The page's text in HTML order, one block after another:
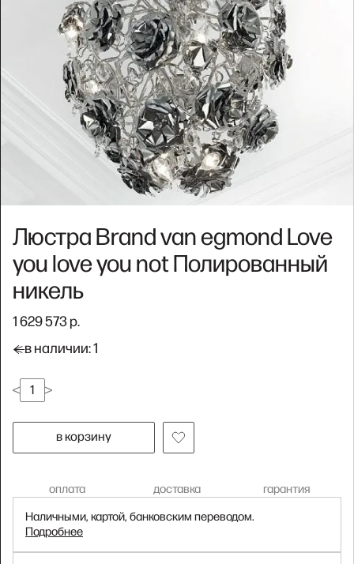
Люстра Brand van egmond Love
you love you not Полированный
никель
1 629 573 р.
в наличии: 1
в корзину
оплата доставка
гарантия
Наличными, картой, банковским переводом.
Подробнее